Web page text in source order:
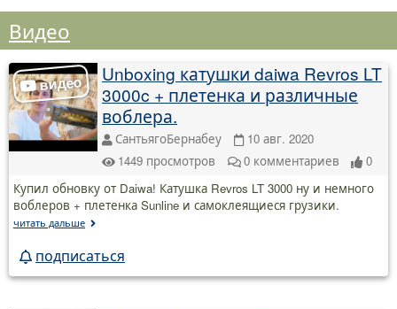
Видео
Unboxing катушки daiwa Revros LT
3000c + плетенка и различные
воблера.
СантьягоБернабеу
10 авг. 2020
1449 просмотров 0 комментариев
0
Купил обновку от Daiwa! Катушка Revros LT 3000 ну и немного
воблеров + плетенка Sunline и самоклеящиеся грузики.
читать дальше
подписаться